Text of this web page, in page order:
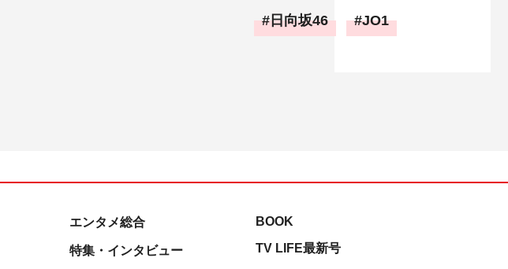
日向坂46 JO1
エンタメ総合
特集・インタビュー
BOOK
TV LIFE最新号